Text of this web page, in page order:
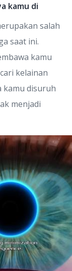
kamu di
salah
saat ini.
kamu
kelainan
kamu disuruh
menjadi